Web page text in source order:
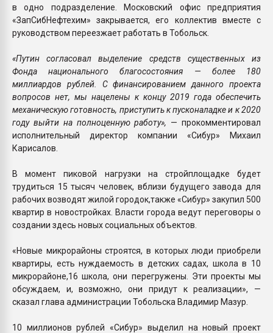
в одно подразделение. Московский офис предприятия
«ЗапСибНефтехим» закрывается, его коллектив вместе с
руководством переезжает работать в Тобольск.
«Путин согласовал выделение средств существенных из
Фонда национального благосостояния — более 180
миллиардов рублей. С финансированием данного проекта
вопросов нет, мы нацелены к концу 2019 года обеспечить
механическую готовность, приступить к пусконаладке и к 2020
году выйти на полноценную работу», — прокомментировал
исполнительный директор компании «Сибур» Михаил
Карисалов.
В момент пиковой нагрузки на стройплощадке будет
трудиться 15 тысяч человек, вблизи будущего завода для
рабочих возводят жилой городок,также «Сибур» закупил 500
квартир в новостройках. Власти города ведут переговоры о
создании здесь новых социальных объектов.
«Новые микрорайоны строятся, в которых люди приобрели
квартиры, есть нуждаемость в детских садах, школа в 10
микрорайоне,16 школа, они перегружены. Эти проекты мы
обсуждаем, и, возможно, они придут к реализации», —
сказал глава администрации Тобольска Владимир Мазур.
10 миллионов рублей «Сибур» выделил на новый проект